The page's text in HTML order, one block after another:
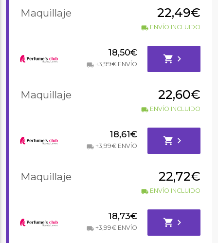
Maquillaje 22,49€
local_shippingENVÍO INCLUIDO
18,50€
local_shipping+3,99€ ENVÍO shopping_cart chevron_right
Maquillaje 22,60€
local_shippingENVÍO INCLUIDO
18,61€
local_shipping+3,99€ ENVÍO shopping_cart chevron_right
Maquillaje 22,72€
local_shippingENVÍO INCLUIDO
18,73€
local_shipping+3,99€ ENVÍO shopping_cart chevron_right